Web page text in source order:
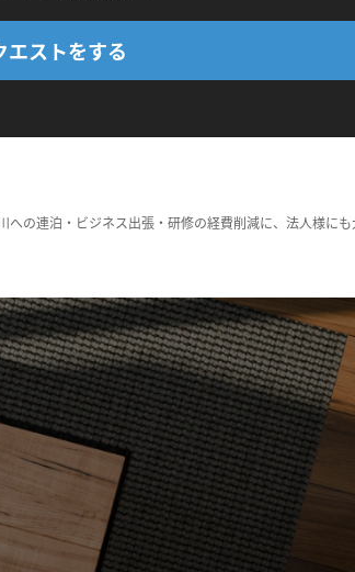
エストをする
の連泊・ビジネス出張・研修の経費削減に、法人様に